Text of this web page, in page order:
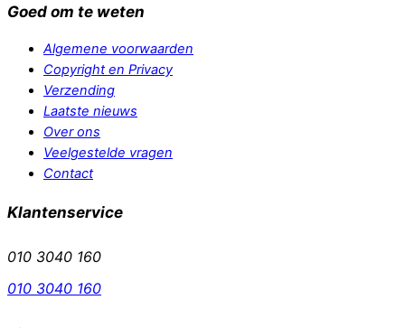
Goed om te weten
Algemene voorwaarden
Copyright en Privacy
Verzending
Laatste nieuws
Over ons
Veelgestelde vragen
Contact
Klantenservice
010 3040 160
010 3040 160